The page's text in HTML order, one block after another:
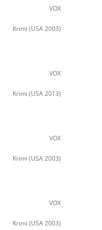
VOX
Krimi (USA 2003)
VOX
Krimi (USA 2013)
VOX
Krimi (USA 2003)
VOX
Krimi (USA 2003)